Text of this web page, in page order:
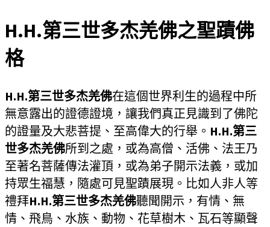
H.H.第三世多杰羌佛之聖蹟佛
格
H.H.第三世多杰羌佛在這個世界利生的過程中所
無意露出的證德證境，讓我們真正見識到了佛陀
的證量及大悲菩提、至高偉大的行舉。 H.H.第三
世多杰羌佛所到之處，或為高僧、活佛、法王乃
至著名菩薩傳法灌頂，或為弟子開示法義，或加
持眾生福慧，隨處可見聖蹟展現。比如人非人等
禮拜H.H.第三世多杰羌佛聽聞開示，有情、無
情、飛鳥、水族、動物、花草樹木、瓦石等顯聲